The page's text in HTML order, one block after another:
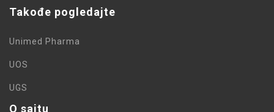
Takođe pogledajte
Unimed Pharma
UOS
UGS
O sajtu